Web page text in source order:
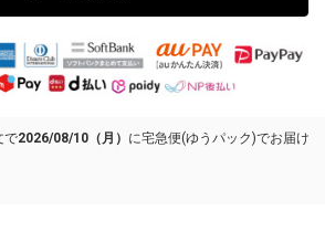
で2026/08/10（月） に宅急便(ゆうパック)でお届け